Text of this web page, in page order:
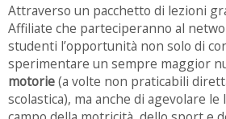
Attraverso un pacchetto di lezioni
Affiliate che parteciperanno al
studenti l’opportunità non solo di
sperimentare un sempre maggior
motorie(a volte non praticabili
scolastica), ma anche di agevolare